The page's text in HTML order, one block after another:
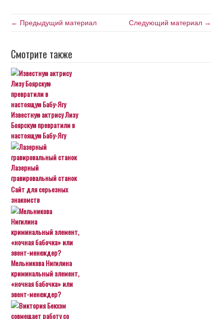
← Предыдущий материал Следующий материал →
Смотрите также
Известную актрису Лизу
Боярскую превратили в
настоящую Бабу-Ягу
Лазерный
гравировальный станок
Сайт для серьезных
знакомств
Мельникова Нигилина
криминальный элемент,
«ночная бабочка» или
эвент-менеждер?